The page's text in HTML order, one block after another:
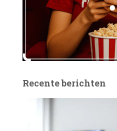
Recente berichten